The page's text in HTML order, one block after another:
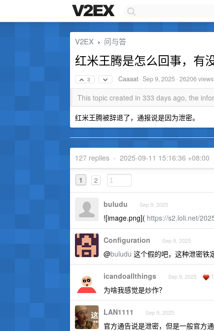
V2EX › 问与答
红米王腾是怎么回事，有
3 Caaaat ·Sep 9, 2025 · 26206 views
This topic created in 333 days ago, the
红米王腾被辞退了，通报说是因为泄密。
127 replies • 2025-09-11 15:16:36 +08:00
1 2
buludu Sep 9, 2025
![image.png]( https://s2.loli.net/
Configuration Sep 9, 2025
@buludu 这个假的吧，这种泄密铁
icandoallthings Sep 9, 2025 1
为啥我感觉是炒作？
LAN1111 Sep 9, 2025
官方通告说是泄密，但是一般官方